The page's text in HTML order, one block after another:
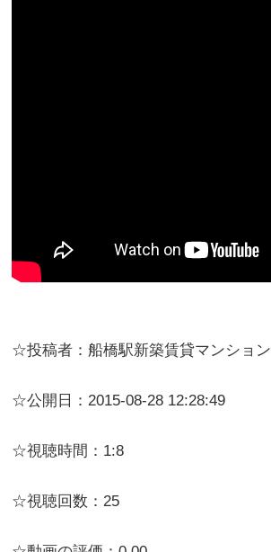
☆投稿者：船橋駅新築賃貸マンション
☆公開日：2015-08-28 12:28:49
☆視聴時間：1:8
☆視聴回数：25